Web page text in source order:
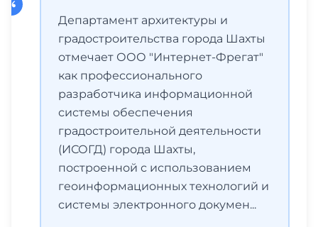
Департамент архитектуры и
градостроительства города Шахты
отмечает ООО "Интернет-Фрегат"
как профессионального
разработчика информационной
системы обеспечения
градостроительной деятельности
(ИСОГД) города Шахты,
построенной с использованием
геоинформационных технологий и
системы электронного докумен...